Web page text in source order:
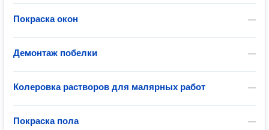
—
Покраска окон
—
Демонтаж побелки
—
Колеровка растворов для малярных работ
—
Покраска пола